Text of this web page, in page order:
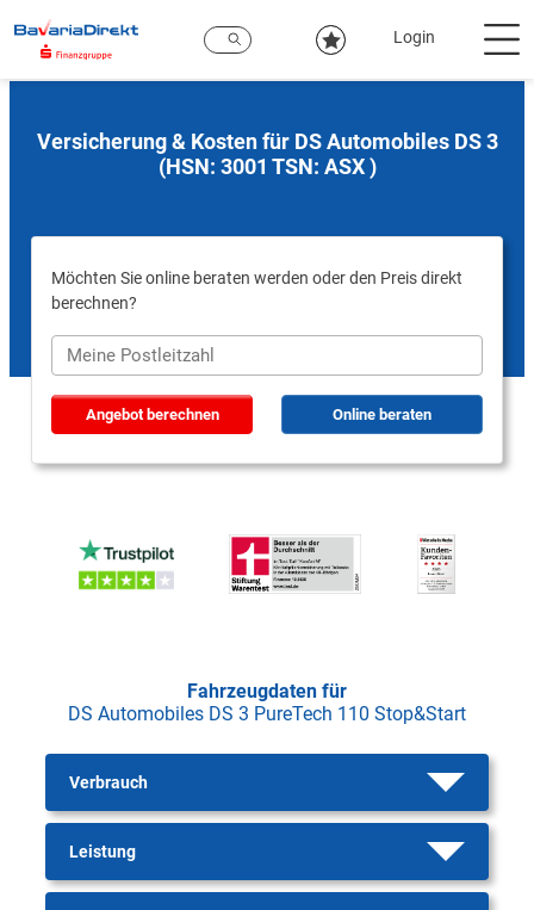
Hauptinhalt
Login
Versicherung & Kosten für DS Automobiles DS 3
(HSN: 3001 TSN: ASX )
Möchten Sie online beraten werden oder den Preis direkt
berechnen?
Angebot berechnen Online beraten
Fahrzeugdaten für
DS Automobiles DS 3 PureTech 110 Stop&Start
Verbrauch
Leistung